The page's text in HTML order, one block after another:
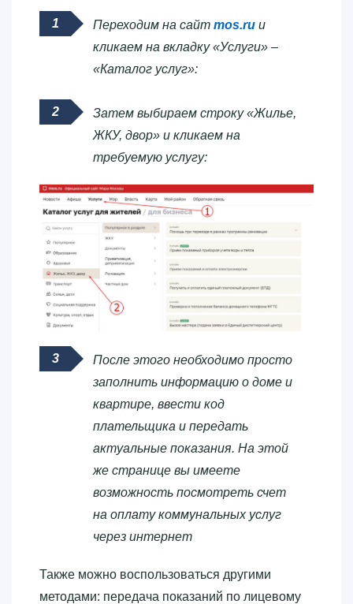
Переходим на сайт mos.ru и
кликаем на вкладку «Услуги» –
«Каталог услуг»:
Затем выбираем строку «Жилье,
ЖКУ, двор» и кликаем на
требуемую услугу:
После этого необходимо просто
заполнить информацию о доме и
квартире, ввести код
плательщика и передать
актуальные показания. На этой
же странице вы имеете
возможность посмотреть счет
на оплату коммунальных услуг
через интернет
Также можно воспользоваться другими
методами: передача показаний по лицевому